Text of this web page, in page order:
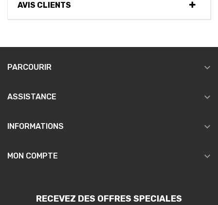
AVIS CLIENTS
PARCOURIR 
ASSISTANCE 
INFORMATIONS 
MON COMPTE 
RECEVEZ DES OFFRES SPECIALES